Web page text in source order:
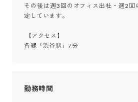
その後は週3回のオフィス出社・週2回
定しています。
各線「渋谷駅」7分
勤務時間